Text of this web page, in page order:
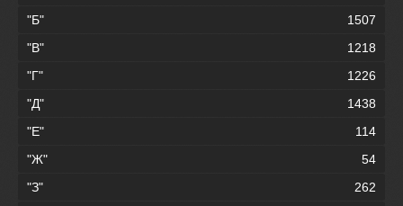
"Б"
1507
"В"
1218
"Г"
1226
"Д"
1438
"Е"
114
"Ж"
54
"З"
262